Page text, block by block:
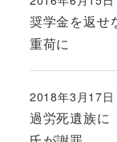
奨学金を返
重荷に
投稿日
過労死遺族
投稿日
2018年3月17日